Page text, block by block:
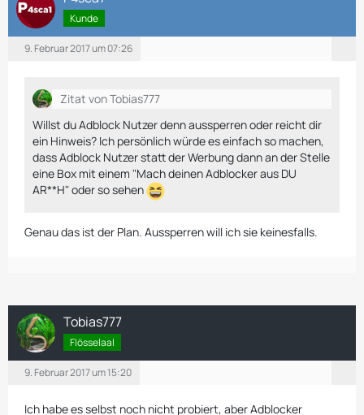
Kunde
9. Februar 2017 um 07:26
Zitat von Tobias777
Willst du Adblock Nutzer denn aussperren oder reicht dir
ein Hinweis? Ich persönlich würde es einfach so machen,
dass Adblock Nutzer statt der Werbung dann an der Stelle
eine Box mit einem "Mach deinen Adblocker aus DU
AR**H" oder so sehen
Genau das ist der Plan. Aussperren will ich sie keinesfalls.
Tobias777
Flösselaal
9. Februar 2017 um 15:20
Ich habe es selbst noch nicht probiert, aber Adblocker